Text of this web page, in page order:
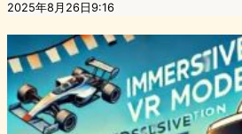
2025年8月26日9:16